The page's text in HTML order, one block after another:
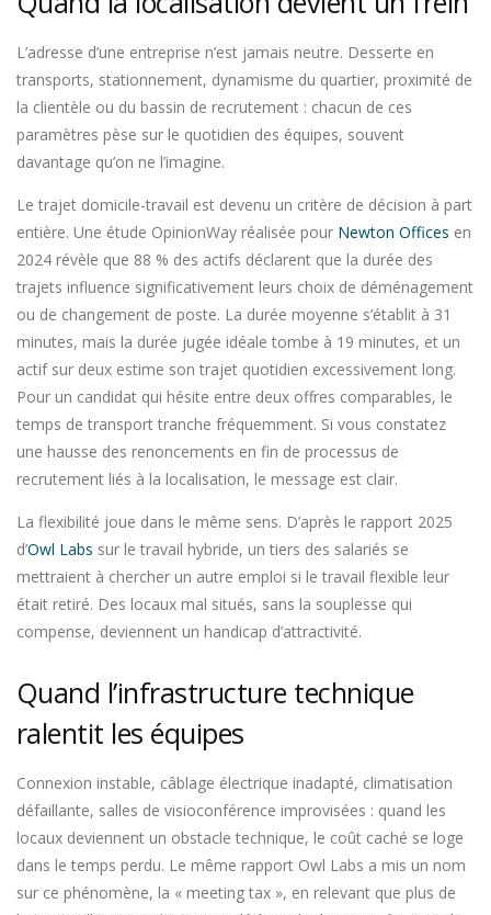
L’adresse d’une entreprise n’est jamais neutre. Desserte en
transports, stationnement, dynamisme du quartier, proximité de
la clientèle ou du bassin de recrutement : chacun de ces
paramètres pèse sur le quotidien des équipes, souvent
davantage qu’on ne l’imagine.
Le trajet domicile-travail est devenu un critère de décision à part
entière. Une étude OpinionWay réalisée pour Newton Offices en
2024 révèle que 88 % des actifs déclarent que la durée des
trajets influence significativement leurs choix de déménagement
ou de changement de poste. La durée moyenne s’établit à 31
minutes, mais la durée jugée idéale tombe à 19 minutes, et un
actif sur deux estime son trajet quotidien excessivement long.
Pour un candidat qui hésite entre deux offres comparables, le
temps de transport tranche fréquemment. Si vous constatez
une hausse des renoncements en fin de processus de
recrutement liés à la localisation, le message est clair.
La flexibilité joue dans le même sens. D’après le rapport 2025
d’Owl Labs sur le travail hybride, un tiers des salariés se
mettraient à chercher un autre emploi si le travail flexible leur
était retiré. Des locaux mal situés, sans la souplesse qui
compense, deviennent un handicap d’attractivité.
Quand l’infrastructure technique
ralentit les équipes
Connexion instable, câblage électrique inadapté, climatisation
défaillante, salles de visioconférence improvisées : quand les
locaux deviennent un obstacle technique, le coût caché se loge
dans le temps perdu. Le même rapport Owl Labs a mis un nom
sur ce phénomène, la « meeting tax », en relevant que plus de